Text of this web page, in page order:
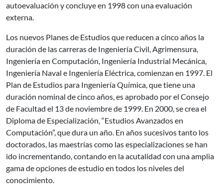
autoevaluación y concluye en 1998 con una evaluación
externa.
Los nuevos Planes de Estudios que reducen a cinco años la
duración de las carreras de Ingeniería Civil, Agrimensura,
Ingeniería en Computación, Ingeniería Industrial Mecánica,
Ingeniería Naval e Ingeniería Eléctrica, comienzan en 1997. El
Plan de Estudios para Ingeniería Química, que tiene una
duración nominal de cinco años, es aprobado por el Consejo
de Facultad el 13 de noviembre de 1999. En 2000, se crea el
Diploma de Especialización, “Estudios Avanzados en
Computación”, que dura un año. En años sucesivos tanto los
doctorados, las maestrías como las especializaciones se han
ido incrementando, contando en la acutalidad con una amplia
gama de opciones de estudio en todos los niveles del
conocimiento.